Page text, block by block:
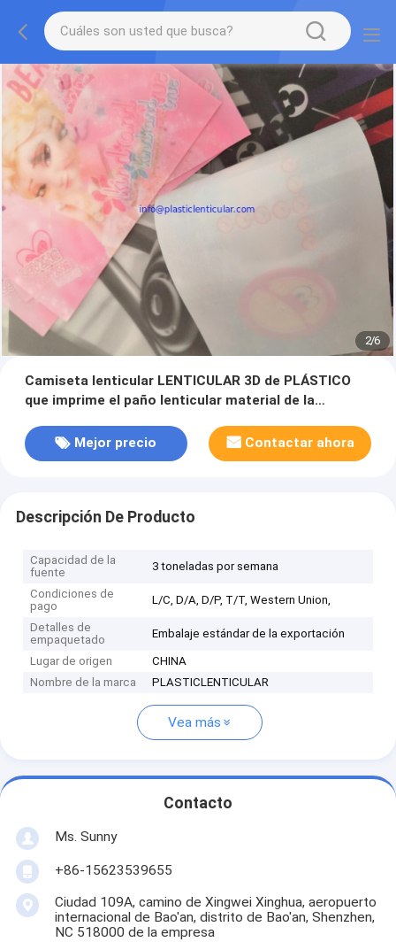
2/6
Camiseta lenticular LENTICULAR 3D de PLÁSTICO
que imprime el paño lenticular material de la
encargo de la tela
Mejor precio Contactar ahora
Descripción De Producto
Capacidad de la
fuente
3 toneladas por semana
Condiciones de
pago
L/C, D/A, D/P, T/T, Western Union,
Detalles de
empaquetado
Embalaje estándar de la exportación
Lugar de origen
CHINA
Nombre de la marca
PLASTICLENTICULAR
Vea más
Contacto
Ms. Sunny
+86-15623539655
Ciudad 109A, camino de Xingwei Xinghua, aeropuerto
internacional de Bao'an, distrito de Bao'an, Shenzhen,
NC 518000 de la empresa